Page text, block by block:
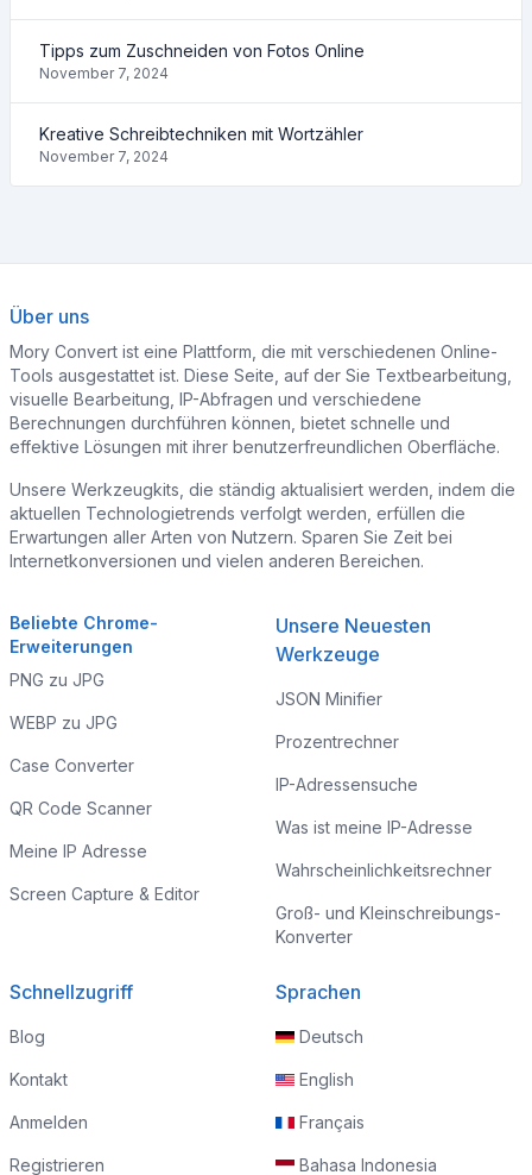
Tipps zum Zuschneiden von Fotos Online
November 7, 2024
Kreative Schreibtechniken mit Wortzähler
November 7, 2024
Über uns
Mory Convert ist eine Plattform, die mit verschiedenen Online-
Tools ausgestattet ist. Diese Seite, auf der Sie Textbearbeitung,
visuelle Bearbeitung, IP-Abfragen und verschiedene
Berechnungen durchführen können, bietet schnelle und
effektive Lösungen mit ihrer benutzerfreundlichen Oberfläche.
Unsere Werkzeugkits, die ständig aktualisiert werden, indem die
aktuellen Technologietrends verfolgt werden, erfüllen die
Erwartungen aller Arten von Nutzern. Sparen Sie Zeit bei
Internetkonversionen und vielen anderen Bereichen.
Beliebte Chrome-
Erweiterungen
PNG zu JPG
WEBP zu JPG
Case Converter
QR Code Scanner
Meine IP Adresse
Screen Capture & Editor
Unsere Neuesten
Werkzeuge
JSON Minifier
Prozentrechner
IP-Adressensuche
Was ist meine IP-Adresse
Wahrscheinlichkeitsrechner
Groß- und Kleinschreibungs-
Konverter
Schnellzugriff
Blog
Kontakt
Anmelden
Registrieren
Sprachen
Deutsch
English
Français
Bahasa Indonesia